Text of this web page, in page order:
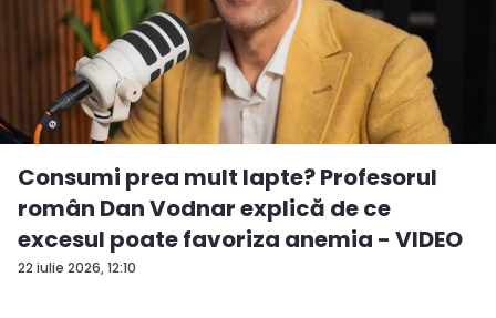
22 iulie 2026, 12:10
Consumi prea mult lapte? Profesorul
român Dan Vodnar explică de ce
excesul poate favoriza anemia - VIDEO